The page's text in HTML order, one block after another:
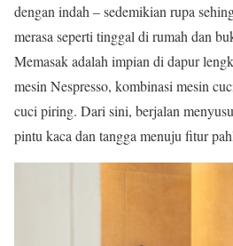
dengan indah – sedemikian rupa
merasa seperti tinggal di rumah dan
Memasak adalah impian di dapur
mesin Nespresso, kombinasi mesin
cuci piring. Dari sini, berjalan
pintu kaca dan tangga menuju fitur